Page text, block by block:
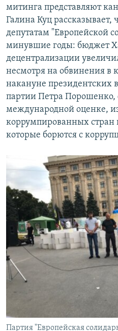
митинга представляют
Галина Куц рассказывает,
депутатам "Европейской
минувшие годы: бюджет
децентрализации
несмотря на обвинения в
накануне президентских
партии Петра Порошенко,
международной оценке,
коррумпированных стран
которые борются с
Партия "Европейская